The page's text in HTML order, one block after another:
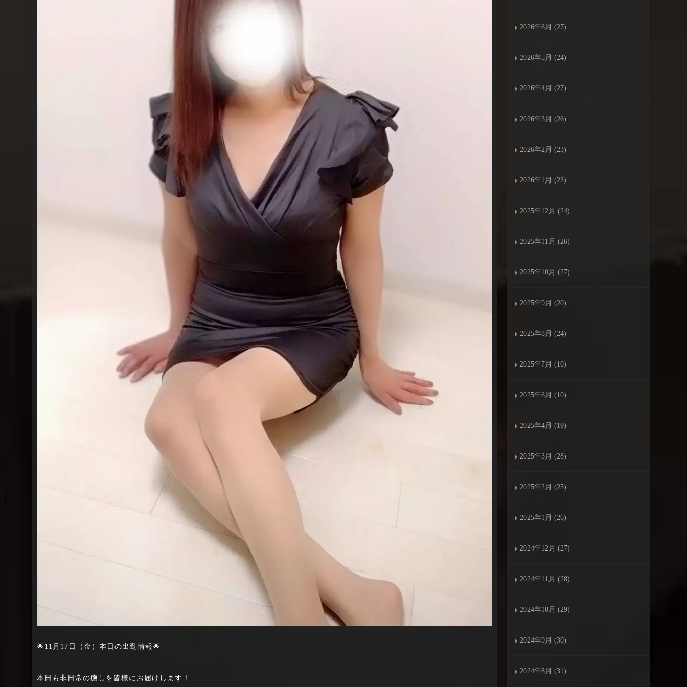
🌟11月17日（金）本日の出勤情報🌟
本日も非日常の癒しを皆様にお届けします！
2026年6月 (27)
2026年5月 (24)
2026年4月 (27)
2026年3月 (26)
2026年2月 (23)
2026年1月 (23)
2025年12月 (24)
2025年11月 (26)
2025年10月 (27)
2025年9月 (20)
2025年8月 (24)
2025年7月 (10)
2025年6月 (10)
2025年4月 (19)
2025年3月 (28)
2025年2月 (25)
2025年1月 (26)
2024年12月 (27)
2024年11月 (28)
2024年10月 (29)
2024年9月 (30)
2024年8月 (31)